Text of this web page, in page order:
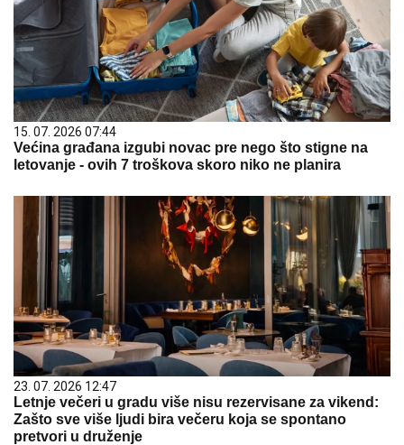
15. 07. 2026 07:44
Većina građana izgubi novac pre nego što stigne na
letovanje - ovih 7 troškova skoro niko ne planira
23. 07. 2026 12:47
Letnje večeri u gradu više nisu rezervisane za vikend:
Zašto sve više ljudi bira večeru koja se spontano
pretvori u druženje